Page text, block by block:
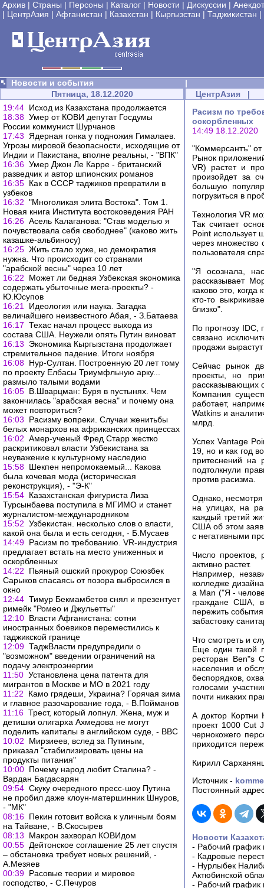
Архив | Страны | Персоны | Каталог | Новости | Дискуссии |
| ЦентрАзия | Афганистан | Казахстан | Кыргызстан | Таджикистан |
Новости и события
|
Пятница, 18.12.2020
19:44 Исход из Казахстана продолжается
18:38 Умер от КОВИ депутат Госдумы
России коммунист Шурчанов
17:43
Ядерная гонка у подножия Гималаев.
Угрозы мировой безопасности, исходящие от
Индии и Пакистана, вполне реальны, - "ВПК"
16:36 Умер Джон Ле Карре - британский
разведчик и автор шпионских романов
16:35 Как в СССР таджиков превратили в
узбеков
16:32 "Многоликая элита Востока". Том 1.
Новая книга Института востоковедения РАН
16:26 Асель Калаганова: "Став моделью я
почувствовала себя свободнее" (каково жить
казашке-альбиносу)
16:25 Жить стало хуже, но демократия
нужна. Что происходит со странами
"арабской весны" через 10 лет
16:22
Может ли бедная Узбекская экономика
содержать убыточные мега-проекты? -
Ю.Юсупов
16:21
Идеология или наука. Загадка
величайшего неизвестного Абая, - З.Батаева
16:17 Техас начал процесс выхода из
состава США. Неужели опять Путин виноват
16:13
Экономика Кыргызстана продолжает
стремительное падение. Итоги ноября
16:08 Нур-Султан. Построенную 20 лет тому
по проекту Елбасы Триумфльную арку...
размыло талыми водами
16:05 В.Шварцман: Буря в пустынях. Чем
закончилась "арабская весна" и почему она
может повториться?
16:03
Расизму вопреки. Случаи женитьбы
белых монархов на африканских принцессах
16:02 Амер-ученый Фред Старр жестко
раскритиковал власти Узбекистана за
неуважение к культурному наследию
15:58 Шекпен непромокаемый... Какова
была кочевая мода (историческая
реконструкция), - "Э-К"
15:54 Казахстанская фигуриста Лиза
Турсынбаева поступила в МГИМО и станет
журналистом-международником
15:52 Узбекистан. несколько слов о власти,
какой она была и есть сегодня, - Б.Мусаев
14:49 Расизм по требованию. VR-индустрия
предлагает встать на место униженных и
оскорбленных
14:22
Пьяный ошский прокурор Союзбек
Сарыков спасаясь от позора выбросился в
окно
12:44 Тимур Бекмамбетов снял и презентует
римейк "Ромео и Джульетты"
12:10 Власти Афганистана: сотни
иностранных боевиков переместились к
таджикской границе
12:09 ТаджВласти предупредили о
"возможном" введении ограничений на
подачу электроэнергии
11:50 Установлена цена патента для
мигрантов в Москве и МО в 2021 году
11:22
Камо грядеши, Украина? Горячая зима
и главное разочарование года, - В.Пойманов
11:16 Трест, который лопнул. Жена, муж и
детишки олигарха Ахмедова не могут
поделить капиталы в английском суде, - ВВС
10:02
Мирзиеев, вслед за Путиным,
приказал "стабилизировать цены на
продукты питания"
10:00 Почему народ любит Сталина? -
Вардан Багдасарян
09:54 Скуку очередного пресс-шоу Путина
не пробил даже клоун-матершинник Шнуров,
- "МК"
08:16 Пекин готовит войска к уличным боям
на Тайване, - В.Скосырев
08:13
Макрон захворал КОВИдом
00:55 Дейтонское соглашение 25 лет спустя
– обстановка требует новых решений, -
А.Мезяев
00:39 Расовые теории и мировое
господство, - С.Печуров
ЦентрАзия |
Расизм по
оскорбленных
14:49 18.12.2020
"Коммерсантъ"
Рынок
VR) растет и
произойдет за
большую
погрузиться в
Технология VR
Так считает
Point использует
через
пользователя
"Я осознала,
рассказывает
каково это,
кто-то
близко".
По прогнозу IDC,
связано
продажи
Сейчас рынок
проекты, но
рассказывающих
Компания
работает,
Watkins и
млрд.
Успех Vantage
19, но и как год
притеснений на
подтолкнули
против расизма.
Однако,
на улицах, на
каждый третий
США об этом
с негативными
Число
активно растет.
Например,
колледже
a Man ("Я -
граждане США,
пережить
забастовку
Что смотреть и
Еще один такой
ресторан Ben"s
населения и
беспорядков,
голосами
почти никаких
А доктор Кортни
проект 1000 Cut
чернокожего
приходится
Кирилл
Источник -
Постоянный
Новости
- Рабочий график
- Кадровые
- Нурлыбек
Актюбинской
- Рабочий график